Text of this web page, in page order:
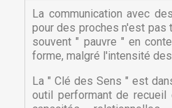
La communication avec
pour des proches n'est pas
souvent " pauvre " en
forme, malgré l'intensité
La " Clé des Sens " est
outil performant de recueil